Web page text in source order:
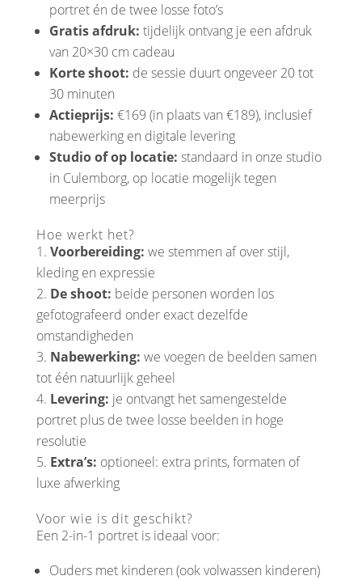
portret én de twee losse foto’s
Gratis afdruk: tijdelijk ontvang je een afdruk
van 20×30 cm cadeau
Korte shoot: de sessie duurt ongeveer 20 tot
30 minuten
Actieprijs: €169 (in plaats van €189), inclusief
nabewerking en digitale levering
Studio of op locatie: standaard in onze studio
in Culemborg, op locatie mogelijk tegen
meerprijs
Hoe werkt het?
Voorbereiding: we stemmen af over stijl,
kleding en expressie
De shoot: beide personen worden los
gefotografeerd onder exact dezelfde
omstandigheden
Nabewerking: we voegen de beelden samen
tot één natuurlijk geheel
Levering: je ontvangt het samengestelde
portret plus de twee losse beelden in hoge
resolutie
Extra’s: optioneel: extra prints, formaten of
luxe afwerking
Voor wie is dit geschikt?
Een 2-in-1 portret is ideaal voor:
Ouders met kinderen (ook volwassen kinderen)